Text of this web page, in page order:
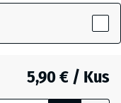
5,90 € / Kus